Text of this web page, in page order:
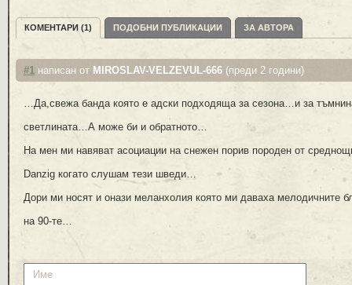
КОМЕНТАРИ (1) ПОДОБНИ ПУБЛИКАЦИИ ЗА АВТОРА
#1 написан от MIROSLAV-VELZEVUL-666 (преди 2 години)
…Да,свежа банда която е адски подходяща за сезона…и за
светлината…А може би и обратното…
На мен ми навяват асоциации на снежен порив породен от
Danzig когато слушам тези шведи…
Дори ми носят и онази меланхолия която ми даваха мелодичните
на 90-те…